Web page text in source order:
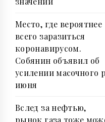
Место, где вероятнее
всего заразиться
коронавирусом.
Собянин объявил об
усилении масочного
июня
Вслед за нефтью,
рынок газа тоже